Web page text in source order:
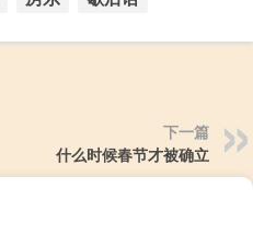
下一篇
什么时候春节才被确立